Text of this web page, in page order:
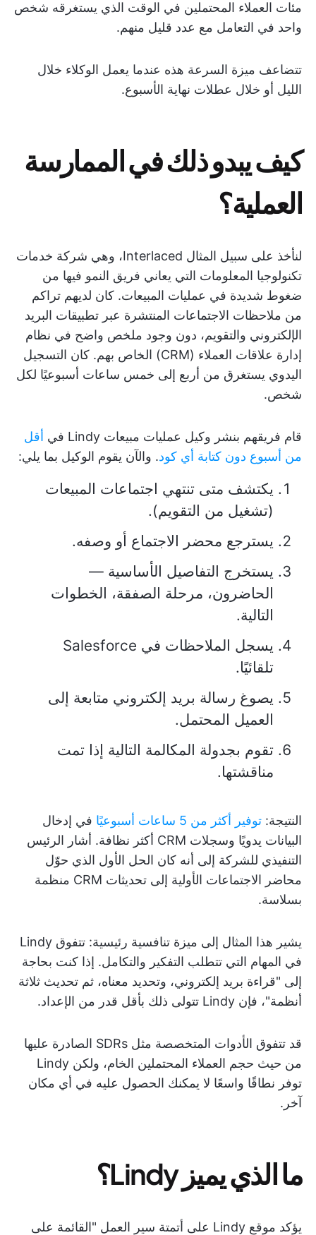
مئات العملاء المحتملين في الوقت الذي يستغرقه شخص
واحد في التعامل مع عدد قليل منهم.
تتضاعف ميزة السرعة هذه عندما يعمل الوكلاء خلال
الليل أو خلال عطلات نهاية الأسبوع.
كيف يبدو ذلك في الممارسة
العملية؟
لنأخذ على سبيل المثال Interlaced، وهي شركة خدمات
تكنولوجيا المعلومات التي يعاني فريق النمو فيها من
ضغوط شديدة في عمليات المبيعات. كان لديهم تراكم
من ملاحظات الاجتماعات المنتشرة عبر تطبيقات البريد
الإلكتروني والتقويم، دون وجود ملخص واضح في نظام
إدارة علاقات العملاء (CRM) الخاص بهم. كان التسجيل
اليدوي يستغرق من أربع إلى خمس ساعات أسبوعيًا لكل
شخص.
قام فريقهم بنشر وكيل عمليات مبيعات Lindy في
أقل
من أسبوع دون كتابة أي كود. والآن يقوم الوكيل بما يلي:
يكتشف متى تنتهي اجتماعات المبيعات
(تشغيل من التقويم).
يسترجع محضر الاجتماع أو وصفه.
يستخرج التفاصيل الأساسية —
الحاضرون، مرحلة الصفقة، الخطوات
التالية.
يسجل الملاحظات في Salesforce
تلقائيًا.
يصوغ رسالة بريد إلكتروني متابعة إلى
العميل المحتمل.
تقوم بجدولة المكالمة التالية إذا تمت
مناقشتها.
النتيجة: توفير أكثر من 5 ساعات أسبوعيًا
في إدخال
البيانات يدويًا وسجلات CRM أكثر نظافة. أشار الرئيس
التنفيذي للشركة إلى أنه كان الحل الأول الذي حوّل
محاضر الاجتماعات الأولية إلى تحديثات CRM منظمة
بسلاسة.
يشير هذا المثال إلى ميزة تنافسية رئيسية: تتفوق Lindy
في المهام التي تتطلب التفكير والتكامل. إذا كنت بحاجة
إلى "قراءة بريد إلكتروني، وتحديد معناه، ثم تحديث ثلاثة
أنظمة"، فإن Lindy تتولى ذلك بأقل قدر من الإعداد.
قد تتفوق الأدوات المتخصصة مثل SDRs الصادرة عليها
من حيث حجم العملاء المحتملين الخام، ولكن Lindy
توفر نطاقًا واسعًا لا يمكنك الحصول عليه في أي مكان
آخر.
ما الذي يميز Lindy؟
يؤكد موقع Lindy على أتمتة سير العمل "القائمة على